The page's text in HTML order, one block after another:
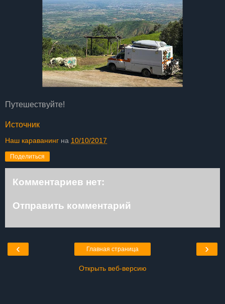
Путешествуйте!
Источник
Наш караванинг на 10/10/2017
Поделиться
Комментариев нет:
Отправить комментарий
‹ ›
Главная страница
Открыть веб-версию